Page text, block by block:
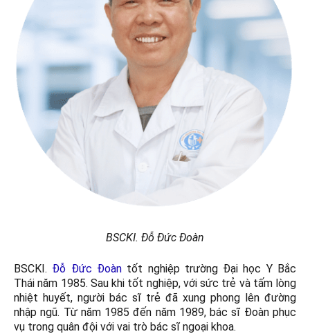
BSCKI. Đỗ Đức Đoàn
BSCKI. Đỗ Đức Đoàntốt nghiệp trường Đại học Y Bắc
Thái năm 1985. Sau khi tốt nghiệp, với sức trẻ và tấm lòng
nhiệt huyết, người bác sĩ trẻ đã xung phong lên đường
nhập ngũ. Từ năm 1985 đến năm 1989, bác sĩ Đoàn phục
vụ trong quân đội với vai trò bác sĩ ngoại khoa.